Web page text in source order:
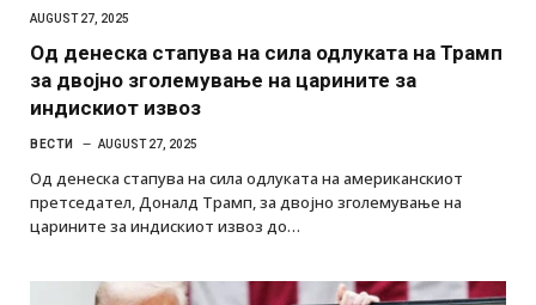
AUGUST 27, 2025
Од денеска стапува на сила одлуката на Трамп
за двојно зголемување на царините за
индискиот извоз
ВЕСТИ AUGUST 27, 2025
Од денеска стапува на сила одлуката на американскиот
претседател, Доналд Трамп, за двојно зголемување на
царините за индискиот извоз до…